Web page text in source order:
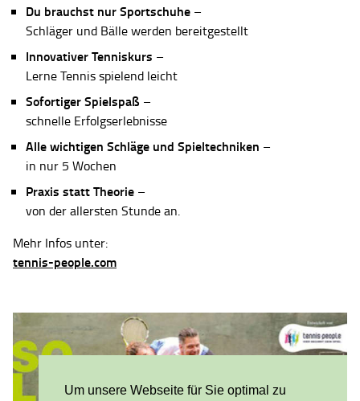
Um unsere Webseite für Sie optimal zu
Du brauchst nur Sportschuhe –
Schläger und Bälle werden bereitgestellt
Innovativer Tenniskurs –
Lerne Tennis spielend leicht
Sofortiger Spielspaß –
schnelle Erfolgserlebnisse
Alle wichtigen Schläge und Spieltechniken –
in nur 5 Wochen
Praxis statt Theorie –
von der allersten Stunde an.
Mehr Infos unter:
tennis-people.com